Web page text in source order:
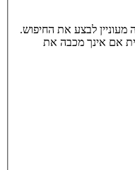
לבצע את החיפוש.
אם אינך מכבה את